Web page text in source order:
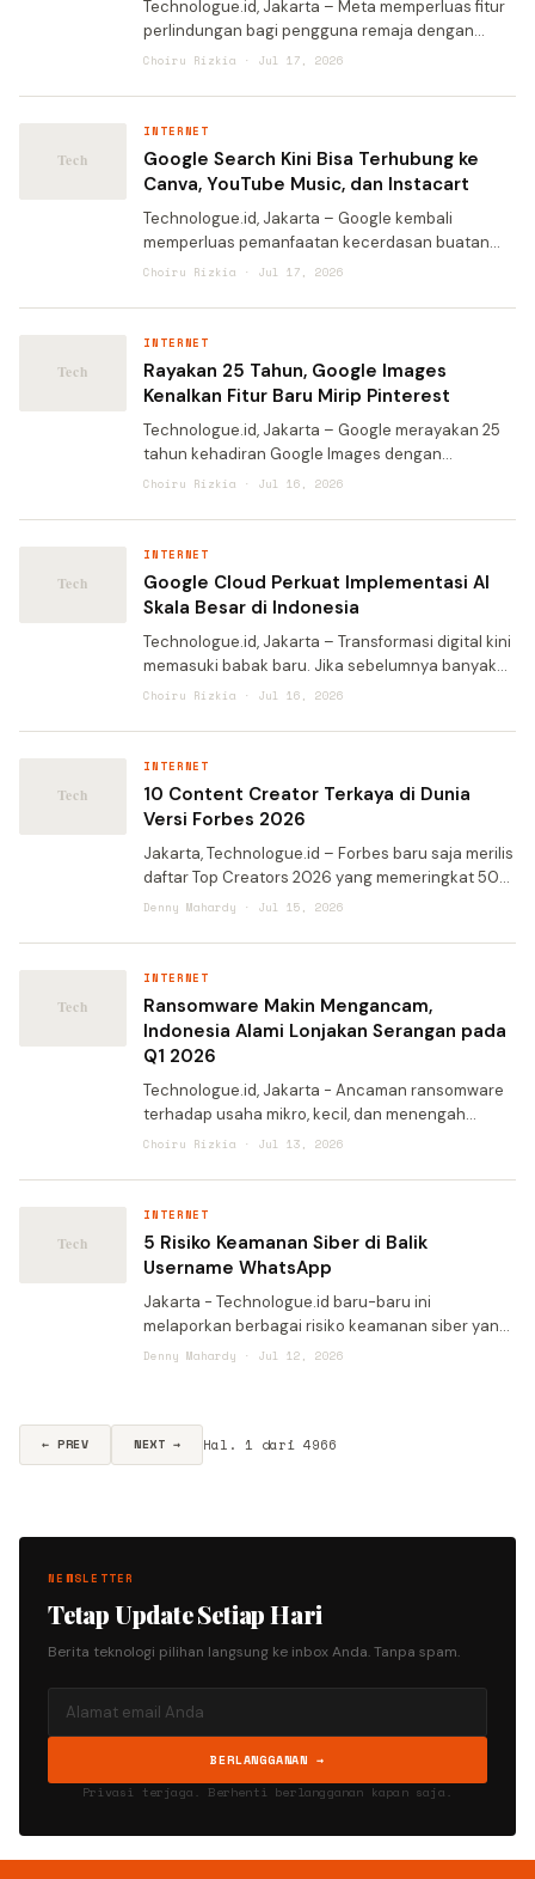
Technologue.id, Jakarta – Meta memperluas fitur
perlindungan bagi pengguna remaja dengan
menghadirkan sistem baru yang dapat memberi
anak mereka deng
Choiru Rizkia · Jul 17, 2026
INTERNET
Google Search Kini Bisa Terhubung ke
Canva, YouTube Music, dan Instacart
Technologue.id, Jakarta – Google kembali
memperluas pemanfaatan kecerdasan buatan
(AI) di layanan Search dengan menghadirkan
pekan ini di Amer
Choiru Rizkia · Jul 17, 2026
INTERNET
Rayakan 25 Tahun, Google Images
Kenalkan Fitur Baru Mirip Pinterest
Technologue.id, Jakarta – Google merayakan 25
tahun kehadiran Google Images dengan
menghadirkan pembaruan terbesar dalam
Tidak hanya memperbarui user
Choiru Rizkia · Jul 16, 2026
INTERNET
Google Cloud Perkuat Implementasi AI
Skala Besar di Indonesia
Technologue.id, Jakarta – Transformasi digital kini
memasuki babak baru. Jika sebelumnya banyak
perusahaan mengusung strategi cloud first, kini
infra
Choiru Rizkia · Jul 16, 2026
INTERNET
10 Content Creator Terkaya di Dunia
Versi Forbes 2026
Jakarta, Technologue.id – Forbes baru saja merilis
daftar Top Creators 2026 yang memeringkat 50
bintang media sosial berpenghasilan tertinggi.
Insta
Denny Mahardy · Jul 15, 2026
INTERNET
Ransomware Makin Mengancam,
Indonesia Alami Lonjakan Serangan pada
Q1 2026
Technologue.id, Jakarta - Ancaman ransomware
terhadap usaha mikro, kecil, dan menengah
(UMKM) di Asia Tenggara terus menunjukkan tren
mengungkapkan bahwa sebany
Choiru Rizkia · Jul 13, 2026
INTERNET
5 Risiko Keamanan Siber di Balik
Username WhatsApp
Jakarta - Technologue.id baru-baru ini
melaporkan berbagai risiko keamanan siber yang
mengintai di era digital. Kini, WhatsApp
Denny Mahardy · Jul 12, 2026
← PREV NEXT → Hal. 1 dari 4966
NEWSLETTER
Tetap Update Setiap Hari
Berita teknologi pilihan langsung ke inbox Anda. Tanpa spam.
BERLANGGANAN →
Privasi terjaga. Berhenti berlangganan kapan saja.